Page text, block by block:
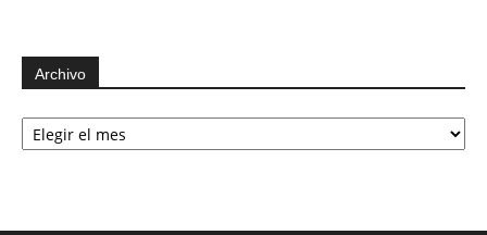
Archivo
Archivo